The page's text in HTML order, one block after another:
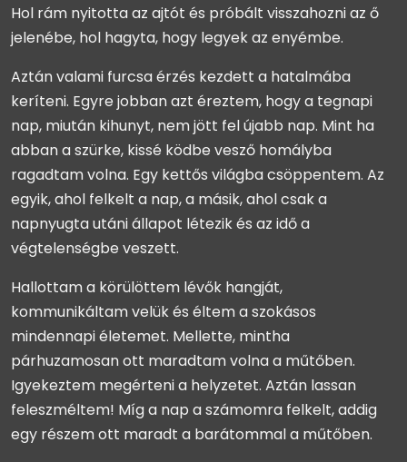
Hol rám nyitotta az ajtót és próbált visszahozni az ő
jelenébe, hol hagyta, hogy legyek az enyémbe.
Aztán valami furcsa érzés kezdett a hatalmába
keríteni. Egyre jobban azt éreztem, hogy a tegnapi
nap, miután kihunyt, nem jött fel újabb nap. Mint ha
abban a szürke, kissé ködbe vesző homályba
ragadtam volna. Egy kettős világba csöppentem. Az
egyik, ahol felkelt a nap, a másik, ahol csak a
napnyugta utáni állapot létezik és az idő a
végtelenségbe veszett.
Hallottam a körülöttem lévők hangját,
kommunikáltam velük és éltem a szokásos
mindennapi életemet. Mellette, mintha
párhuzamosan ott maradtam volna a műtőben.
Igyekeztem megérteni a helyzetet. Aztán lassan
feleszméltem! Míg a nap a számomra felkelt, addig
egy részem ott maradt a barátommal a műtőben.